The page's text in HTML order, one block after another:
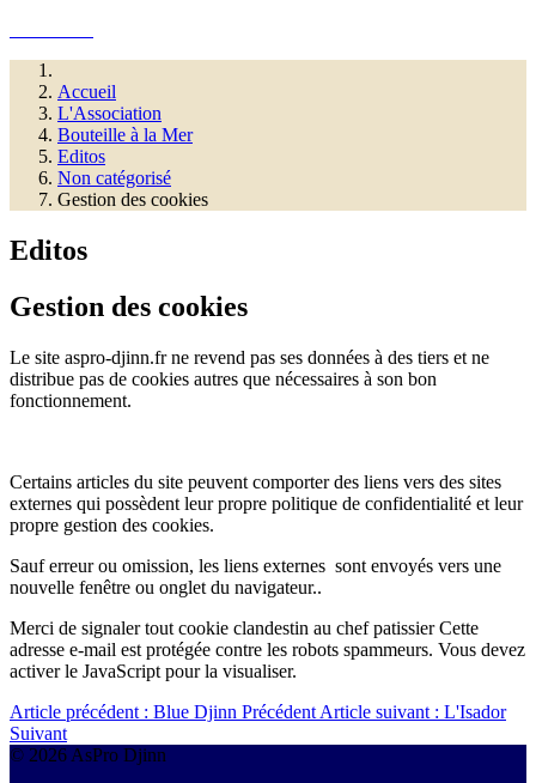
Accueil
L'Association
Bouteille à la Mer
Editos
Non catégorisé
Gestion des cookies
Editos
Gestion des cookies
Le site aspro-djinn.fr ne revend pas ses données à des tiers et ne
distribue pas de cookies autres que nécessaires à son bon
fonctionnement.
Certains articles du site peuvent comporter des liens vers des sites
externes qui possèdent leur propre politique de confidentialité et leur
propre gestion des cookies.
Sauf erreur ou omission, les liens externes sont envoyés vers une
nouvelle fenêtre ou onglet du navigateur..
Merci de signaler tout cookie clandestin au chef patissierCette
adresse e-mail est protégée contre les robots spammeurs. Vous devez
activer le JavaScript pour la visualiser.
Article précédent : Blue Djinn Précédent Article suivant : L'Isador
Suivant
© 2026 AsPro Djinn